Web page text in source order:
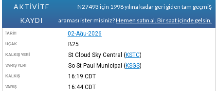
AKTİVİTE
KAYDI
N27493 için 1998 yılına kadar geri giden tam geçmiş
araması ister misiniz?Hemen satın al. Bir saat içinde gelsin.
TARIH 02-Ağu-2026
UÇAK B25
KALKIŞ YERI St Cloud Sky Central (KSTC)
VARIŞ YERI So St Paul Municipal (KSGS)
KALKIŞ 16:19 CDT
VARIŞ 16:44CDT